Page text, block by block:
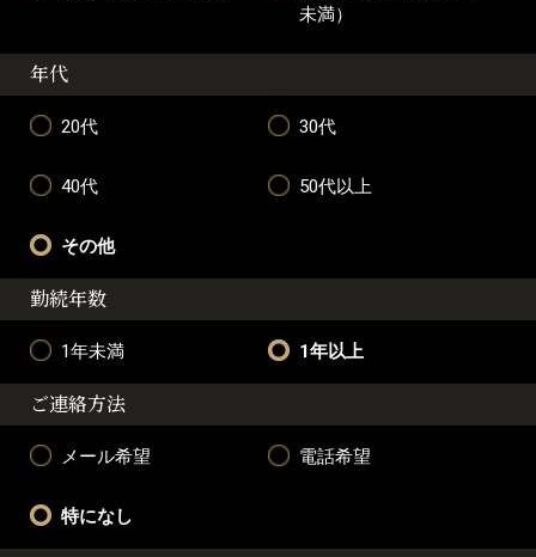
未満）
年代
20代 30代
40代 50代以上
その他
勤続年数
1年未満 1年以上
ご連絡方法
メール希望 電話希望
特になし